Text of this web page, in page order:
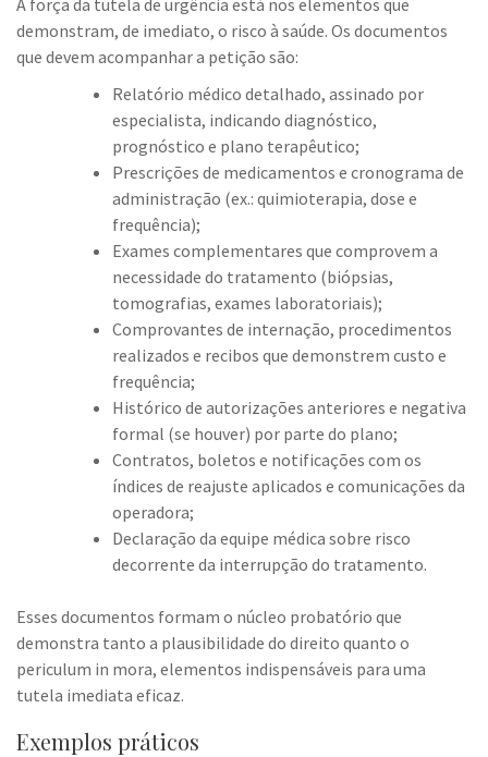
demonstram, de imediato, o risco à saúde. Os documentos
que devem acompanhar a petição são:
Relatório médico detalhado, assinado por
especialista, indicando diagnóstico,
prognóstico e plano terapêutico;
Prescrições de medicamentos e cronograma de
administração (ex.: quimioterapia, dose e
frequência);
Exames complementares que comprovem a
necessidade do tratamento (biópsias,
tomografias, exames laboratoriais);
Comprovantes de internação, procedimentos
realizados e recibos que demonstrem custo e
frequência;
Histórico de autorizações anteriores e negativa
formal (se houver) por parte do plano;
Contratos, boletos e notificações com os
índices de reajuste aplicados e comunicações da
operadora;
Declaração da equipe médica sobre risco
decorrente da interrupção do tratamento.
Esses documentos formam o núcleo probatório que
demonstra tanto a plausibilidade do direito quanto o
periculum in mora, elementos indispensáveis para uma
tutela imediata eficaz.
Exemplos práticos